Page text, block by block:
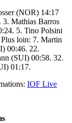
(NOR) 14:17
Mathias Barros
5. Tino Polsini
loin: 7. Martin
00:46. 22.
(SUI) 00:58. 32.
01:17.
IOF Live